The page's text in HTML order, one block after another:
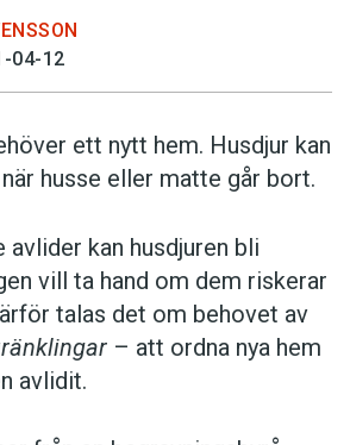
04-12
ett nytt hem. Husdjur kan
husse eller matte går bort.
avlider kan husdjuren bli
vill ta hand om dem riskerar
talas det om behovet av
– att ordna nya hem
avlidit.